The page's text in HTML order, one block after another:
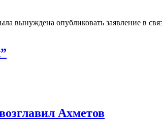
вынуждена опубликовать заявление в
Ахметов